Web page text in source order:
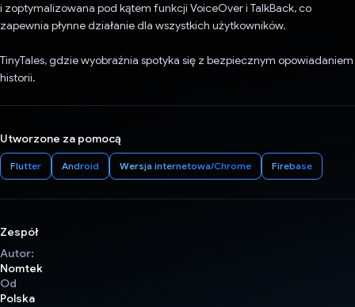
i zoptymalizowana pod kątem funkcji VoiceOver i TalkBack, co
zapewnia płynne działanie dla wszystkich użytkowników.
TinyTales, gdzie wyobraźnia spotyka się z bezpiecznym opowiadaniem
historii.
Utworzone za pomocą
Flutter Android Wersja internetowa/Chrome Firebase
Zespół
Autor:
Nomtek
Od
Polska